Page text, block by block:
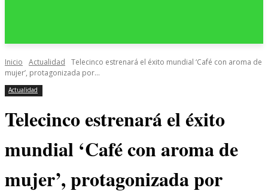
Inicio Actualidad
Telecinco estrenará el éxito mundial ‘Café con aroma de
mujer’, protagonizada por...
Actualidad
Telecinco estrenará el éxito
mundial ‘Café con aroma de
mujer’, protagonizada por